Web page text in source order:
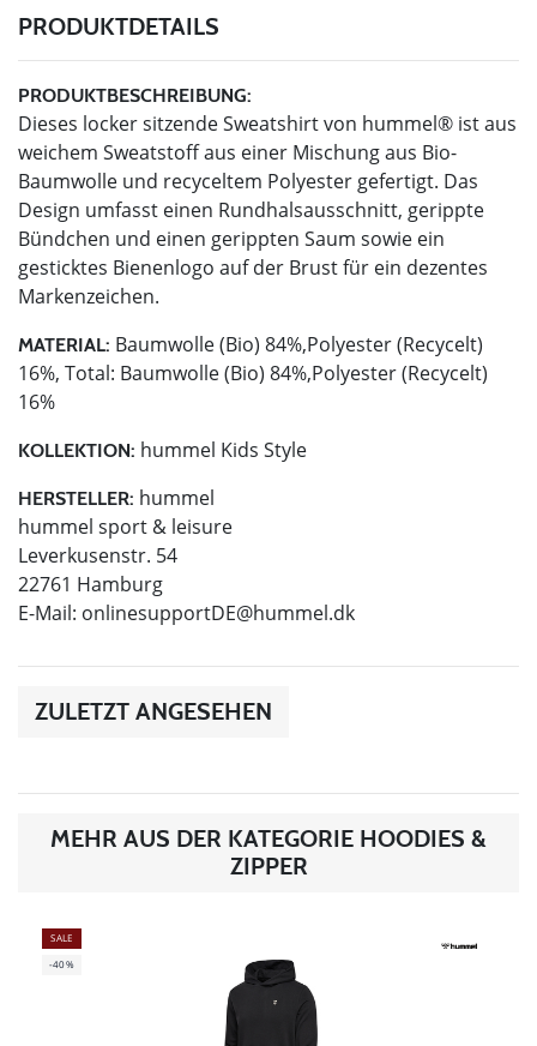
PRODUKTDETAILS
PRODUKTBESCHREIBUNG:
Dieses locker sitzende Sweatshirt von hummel® ist aus
weichem Sweatstoff aus einer Mischung aus Bio-
Baumwolle und recyceltem Polyester gefertigt. Das
Design umfasst einen Rundhalsausschnitt, gerippte
Bündchen und einen gerippten Saum sowie ein
gesticktes Bienenlogo auf der Brust für ein dezentes
Markenzeichen.
MATERIAL: Baumwolle (Bio) 84%,Polyester (Recycelt)
16%, Total: Baumwolle (Bio) 84%,Polyester (Recycelt)
16%
KOLLEKTION: hummel Kids Style
HERSTELLER: hummel
hummel sport & leisure
Leverkusenstr. 54
22761 Hamburg
E-Mail: onlinesupportDE@hummel.dk
ZULETZT ANGESEHEN
MEHR AUS DER KATEGORIE HOODIES &
ZIPPER
SALE
-40%